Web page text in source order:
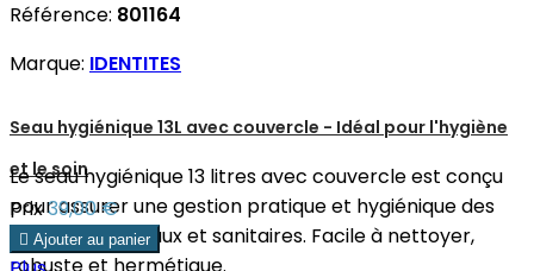
Référence: 801164
Marque: IDENTITES
Seau hygiénique 13L avec couvercle - Idéal pour l'hygiène
et le soin
Le seau hygiénique 13 litres avec couvercle est conçu
pour assurer une gestion pratique et hygiénique des
déchets médicaux et sanitaires. Facile à nettoyer,
Prix39,00 €
 Ajouter au panier